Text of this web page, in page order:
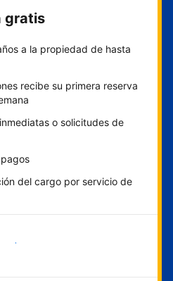
gratis
a la propiedad de hasta
recibe su primera reserva
o solicitudes de
del cargo por servicio de
ahora